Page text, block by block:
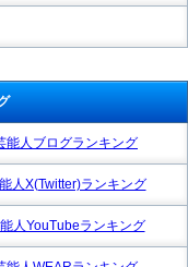
能人ブログランキング
人X(Twitter)ランキング
人YouTubeランキング